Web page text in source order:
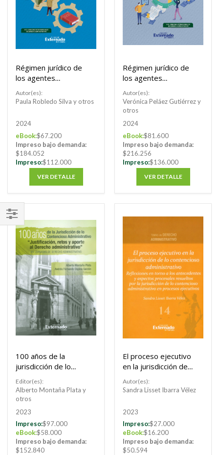
Régimen jurídico de
los agentes
estatales. Tomo II
Autor(es):
Paula Robledo Silva y otros
2024
eBook:$67.200
Impreso bajo demanda:
$184.052
Impreso:$112.000
VER DETALLE
Régimen jurídico de
los agentes
estatales. Tomo III
Autor(es):
Verónica Peláez Gutiérrez y
otros
2024
eBook:$81.600
Impreso bajo demanda:
$216.256
Impreso:$136.000
VER DETALLE
100 años de la
jurisdicción de lo
administrativo
Editor(es):
Alberto Montaña Plata y
otros
2023
Impreso:$97.000
eBook:$58.000
Impreso bajo demanda:
$152.840
El proceso ejecutivo
en la jurisdicción de
administrativo
Autor(es):
Sandra Lisset Ibarra Vélez
2023
Impreso:$27.000
eBook:$16.200
Impreso bajo demanda:
$50.594
FILTRAR